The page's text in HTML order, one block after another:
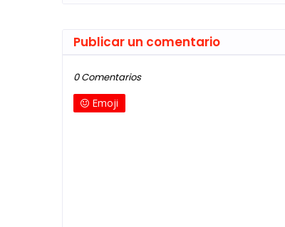
Publicar un comentario
0 Comentarios
Emoji